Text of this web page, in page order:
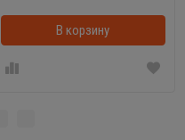
В корзинкеВ корзину